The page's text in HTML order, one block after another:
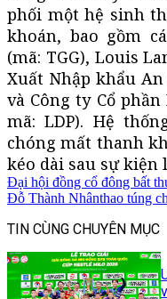
phối một hệ sinh
khoán, bao gồm
(mã: TGG), Louis
Xuất Nhập khẩu
và Công ty Cổ
mã: LDP). Hệ
chóng mất thanh
kéo dài sau sự kiện
Đại hội đồng cổ đông bất
Đỗ Thành Nhânthao túng
TIN CÙNG CHUYÊN MỤC